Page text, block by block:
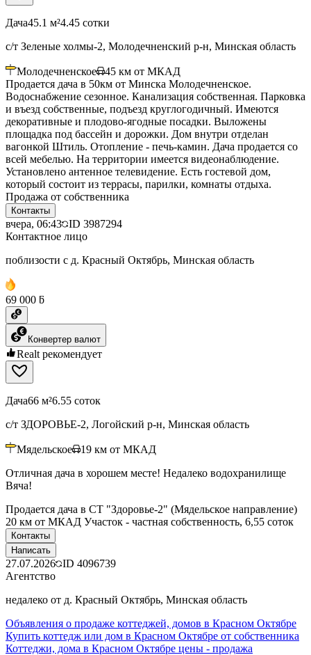
Дача45.1 м²4.45 сотки
с/т Зеленые холмы-2, Молодечненский р-н, Минская область
Молодечненское 45 км от МКАД
Продается дача в 50км от Минска Молодечненское.
Водоснабжение сезонное. Канализация собственная. Парковка
и въезд собственные, подъезд круглогодичный. Имеются
декоративные и плодово-ягодные посадки. Выложены
площадка под бассейн и дорожки. Дом внутри отделан
вагонкой Штиль. Отопление - печь-камин. Дача продается со
всей мебелью. На территории имеется видеонаблюдение.
Установлено антенное телевидение. Есть гостевой дом,
который состоит из террасы, парилки, комнаты отдыха.
Продажа от собственника
Контакты
вчера, 06:43 ID 3987294
Контактное лицо
поблизости с д. Красный Октябрь, Минская область
69 000 ƃ
Конвертер валют
Realt рекомендует
Дача66 м²6.55 соток
с/т ЗДОРОВЬЕ-2, Логойский р-н, Минская область
Мядельское 19 км от МКАД
Отличная дача в хорошем месте! Недалеко водохранилище
Вяча!
Продается дача в СТ "Здоровье-2" (Мядельское направление)
20 км от МКАД Участок - частная собственность, 6,55 соток
Контакты
Написать
27.07.2026 ID 4096739
Агентство
недалеко от д. Красный Октябрь, Минская область
Объявления о продаже коттеджей, домов в Красном Октябре
Купить коттедж или дом в Красном Октябре от собственника
Коттеджи, дома в Красном Октябре цены - продажа